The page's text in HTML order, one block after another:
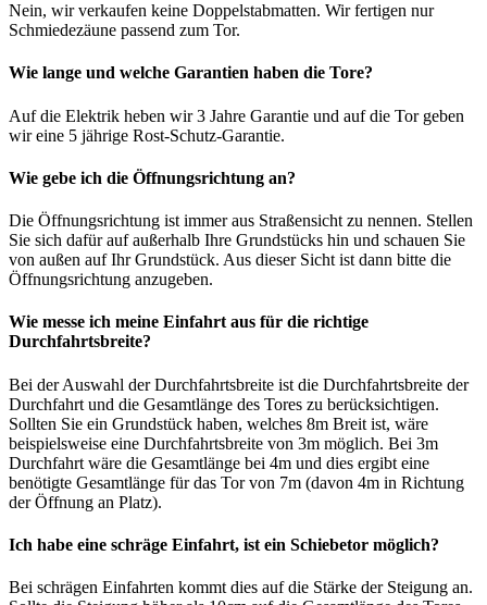
Nein, wir verkaufen keine Doppelstabmatten. Wir fertigen nur
Schmiedezäune passend zum Tor.
Wie lange und welche Garantien haben die Tore?
Auf die Elektrik heben wir 3 Jahre Garantie und auf die Tor geben
wir eine 5 jährige Rost-Schutz-Garantie.
Wie gebe ich die Öffnungsrichtung an?
Die Öffnungsrichtung ist immer aus Straßensicht zu nennen. Stellen
Sie sich dafür auf außerhalb Ihre Grundstücks hin und schauen Sie
von außen auf Ihr Grundstück. Aus dieser Sicht ist dann bitte die
Öffnungsrichtung anzugeben.
Wie messe ich meine Einfahrt aus für die richtige
Durchfahrtsbreite?
Bei der Auswahl der Durchfahrtsbreite ist die Durchfahrtsbreite der
Durchfahrt und die Gesamtlänge des Tores zu berücksichtigen.
Sollten Sie ein Grundstück haben, welches 8m Breit ist, wäre
beispielsweise eine Durchfahrtsbreite von 3m möglich. Bei 3m
Durchfahrt wäre die Gesamtlänge bei 4m und dies ergibt eine
benötigte Gesamtlänge für das Tor von 7m (davon 4m in Richtung
der Öffnung an Platz).
Ich habe eine schräge Einfahrt, ist ein Schiebetor möglich?
Bei schrägen Einfahrten kommt dies auf die Stärke der Steigung an.